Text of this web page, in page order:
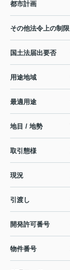
都市計画
その他法令上の制限
国土法届出要否
用途地域
最適用途
地目 / 地勢
取引態様
現況
引渡し
開発許可番号
物件番号